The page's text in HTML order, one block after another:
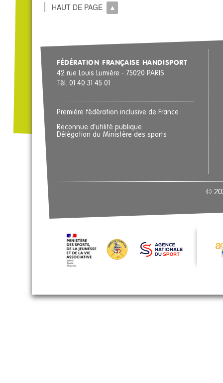
HAUT DE PAGE
FÉDÉRATION FRANÇAISE HANDISPORT
42 rue Louis Lumière - 75020 PARIS
Tél. 01 40 31 45 01
Première fédération inclusive de France
Reconnue d’utilité publique
Délégation du Ministère des sports
©